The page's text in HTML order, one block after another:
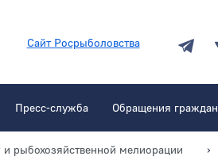
Сайт Росрыболовства
Пресс-служба Обращения граждан
рыбохозяйственной мелиорации